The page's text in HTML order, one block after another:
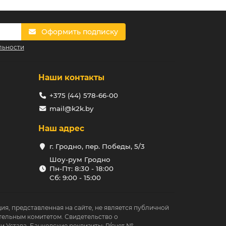
для возведения печей. Среди них
высокой термостойкостью. Применяется
кладки наружных стен и конструкций, не
и дымоходов.
существенные механические нагрузки.
частей конструкции.
что позволяет выбрать оптимальный
и возведения печей и каминов
один из шоу-румов в Минске или
также приём излишков с возвратом
Оформить подписку
Наши контакты
+375 (44) 578-66-00
mail@k2k.by
Наш адрес
г. Гродно, пер. Победы, 5/3
Шоу-рум Гродно
Пн-Пт: 8:30 - 18:00
Сб: 9:00 - 15:00
представленная на сайте, не является публичной
комитетом. Свидетельство о